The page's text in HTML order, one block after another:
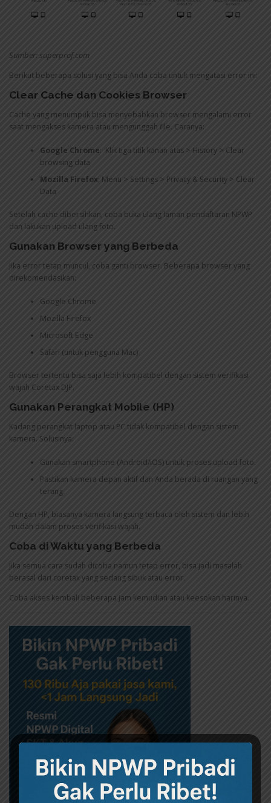
Sumber: superprof.com
Berikut beberapa solusi yang bisa Anda coba untuk mengatasi error ini:
Clear Cache dan Cookies Browser
Cache yang menumpuk bisa menyebabkan browser mengalami error
saat mengakses kamera atau mengunggah file. Caranya:
Google Chrome: Klik tiga titik kanan atas > History > Clear
browsing data
Mozilla Firefox: Menu > Settings > Privacy & Security > Clear
Data
Setelah cache dibersihkan, coba buka ulang laman pendaftaran NPWP
dan lakukan upload ulang foto.
Gunakan Browser yang Berbeda
Jika error tetap muncul, coba ganti browser. Beberapa browser yang
direkomendasikan:
Google Chrome
Mozilla Firefox
Microsoft Edge
Safari (untuk pengguna Mac)
Browser tertentu bisa saja lebih kompatibel dengan sistem verifikasi
wajah Coretax DJP.
Gunakan Perangkat Mobile (HP)
Kadang perangkat laptop atau PC tidak kompatibel dengan sistem
kamera. Solusinya:
Gunakan smartphone (Android/iOS) untuk proses upload foto.
Pastikan kamera depan aktif dan Anda berada di ruangan yang
terang.
Dengan HP, biasanya kamera langsung terbaca oleh sistem dan lebih
mudah dalam proses verifikasi wajah.
Coba di Waktu yang Berbeda
Jika semua cara sudah dicoba namun tetap error, bisa jadi masalah
berasal dari coretax yang sedang sibuk atau error.
Coba akses kembali beberapa jam kemudian atau keesokan harinya.